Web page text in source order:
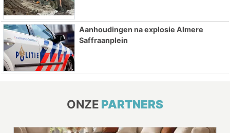
Aanhoudingen na explosie Almere
Saffraanplein
ONZE PARTNERS